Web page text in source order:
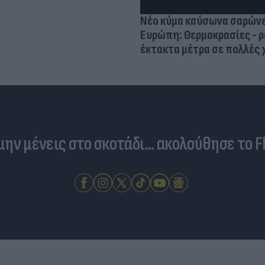
Νέο κύμα καύσωνα
Ευρώπη: Θερμοκρασίες -
έκτακτα μέτρα σε πολλές
μένεις στο σκοτάδι... ακολούθησε το